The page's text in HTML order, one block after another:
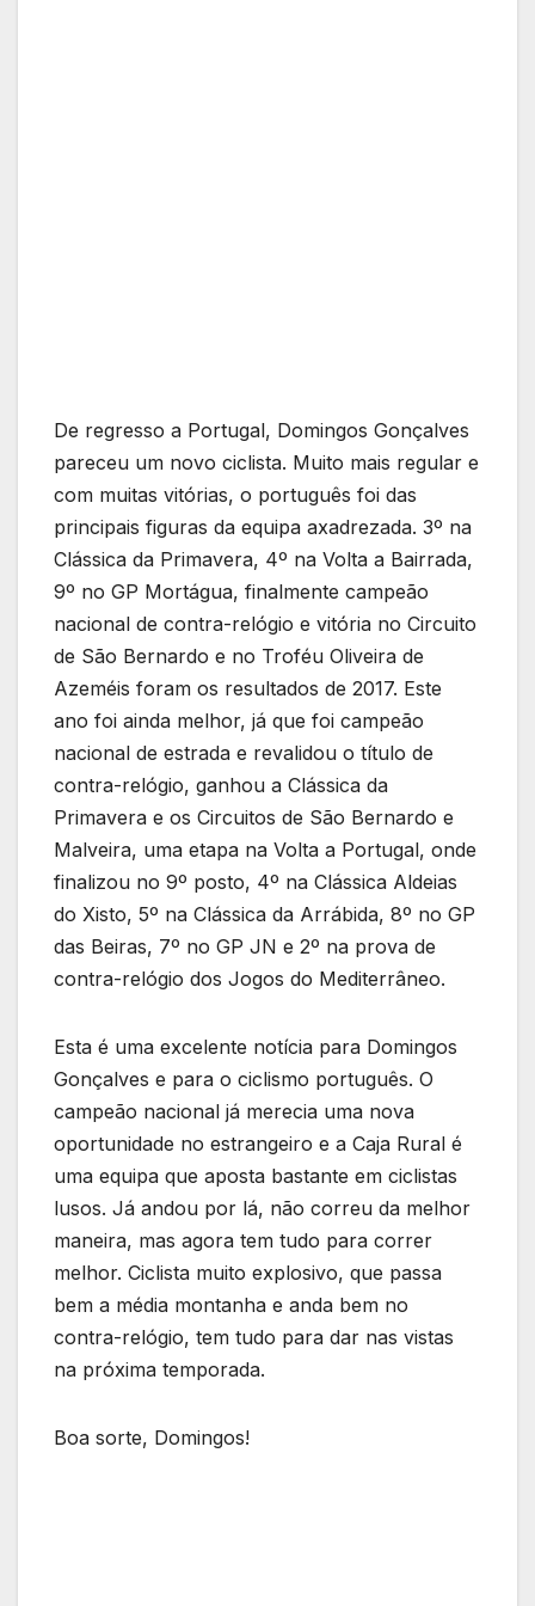
De regresso a Portugal, Domingos Gonçalves
pareceu um novo ciclista. Muito mais regular e
com muitas vitórias, o português foi das
principais figuras da equipa axadrezada. 3º na
Clássica da Primavera, 4º na Volta a Bairrada,
9º no GP Mortágua, finalmente campeão
nacional de contra-relógio e vitória no Circuito
de São Bernardo e no Troféu Oliveira de
Azeméis foram os resultados de 2017. Este
ano foi ainda melhor, já que foi campeão
nacional de estrada e revalidou o título de
contra-relógio, ganhou a Clássica da
Primavera e os Circuitos de São Bernardo e
Malveira, uma etapa na Volta a Portugal, onde
finalizou no 9º posto, 4º na Clássica Aldeias
do Xisto, 5º na Clássica da Arrábida, 8º no GP
das Beiras, 7º no GP JN e 2º na prova de
contra-relógio dos Jogos do Mediterrâneo.
Esta é uma excelente notícia para Domingos
Gonçalves e para o ciclismo português. O
campeão nacional já merecia uma nova
oportunidade no estrangeiro e a Caja Rural é
uma equipa que aposta bastante em ciclistas
lusos. Já andou por lá, não correu da melhor
maneira, mas agora tem tudo para correr
melhor. Ciclista muito explosivo, que passa
bem a média montanha e anda bem no
contra-relógio, tem tudo para dar nas vistas
na próxima temporada.
Boa sorte, Domingos!